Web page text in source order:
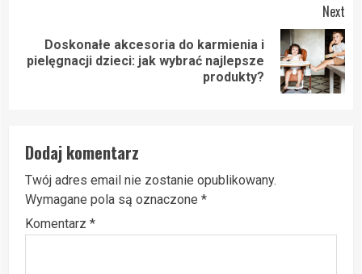
Next
Next
Doskonałe akcesoria do karmienia i
pielęgnacji dzieci: jak wybrać najlepsze
produkty?
Dodaj komentarz
Twój adres email nie zostanie opublikowany.
Wymagane pola są oznaczone *
Komentarz *